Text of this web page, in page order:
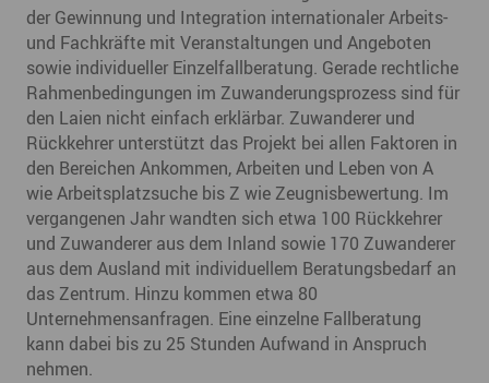
der Gewinnung und Integration internationaler Arbeits-
und Fachkräfte mit Veranstaltungen und Angeboten
sowie individueller Einzelfallberatung. Gerade rechtliche
Rahmenbedingungen im Zuwanderungsprozess sind für
den Laien nicht einfach erklärbar. Zuwanderer und
Rückkehrer unterstützt das Projekt bei allen Faktoren in
den Bereichen Ankommen, Arbeiten und Leben von A
wie Arbeitsplatzsuche bis Z wie Zeugnisbewertung. Im
vergangenen Jahr wandten sich etwa 100 Rückkehrer
und Zuwanderer aus dem Inland sowie 170 Zuwanderer
aus dem Ausland mit individuellem Beratungsbedarf an
das Zentrum. Hinzu kommen etwa 80
Unternehmensanfragen. Eine einzelne Fallberatung
kann dabei bis zu 25 Stunden Aufwand in Anspruch
nehmen.